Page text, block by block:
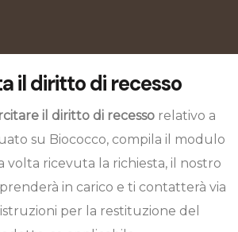
il diritto di recesso
il diritto di recesso relativo a
su Biococco, compila il modulo
volta ricevuta la richiesta, il nostro
in carico e ti contatterà via
per la restituzione del